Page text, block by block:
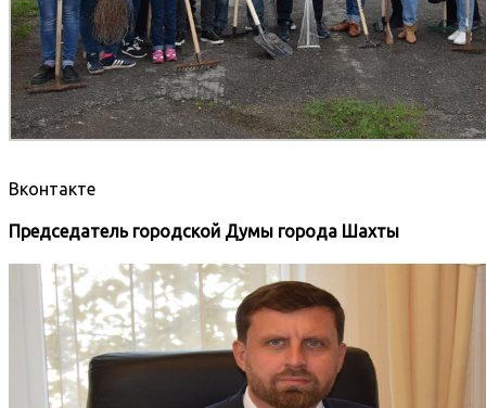
Вконтакте
Председатель городской Думы города Шахты